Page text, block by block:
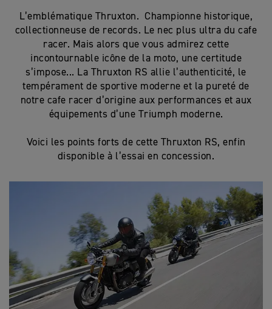
L’emblématique Thruxton. Championne historique,
collectionneuse de records. Le nec plus ultra du cafe
racer. Mais alors que vous admirez cette
incontournable icône de la moto, une certitude
s’impose... La Thruxton RS allie l’authenticité, le
tempérament de sportive moderne et la pureté de
notre cafe racer d’origine aux performances et aux
équipements d’une Triumph moderne.
Voici les points forts de cette Thruxton RS, enfin
disponible à l’essai en concession.